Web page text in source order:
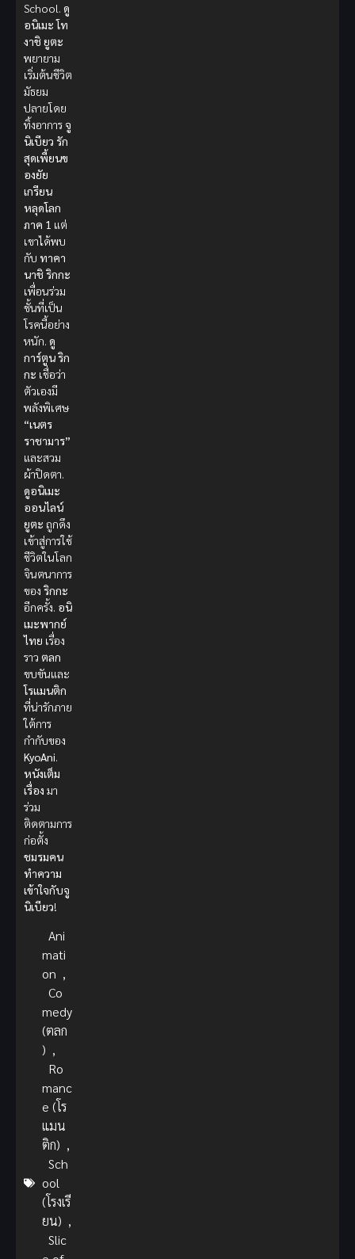
School. ดู
อนิเมะ โท
งาชิ ยูตะ
พยายาม
เริ่มต้นชีวิต
มัธยม
ปลายโดย
ทิ้งอาการ จู
นิเบียว รัก
สุดเพี้ยนข
องยัย
เกรียน
หลุดโลก
ภาค 1 แต่
เขาได้พบ
กับ ทาคา
นาชิ ริกกะ
เพื่อนร่วม
ชั้นที่เป็น
โรคนี้อย่าง
หนัก. ดู
การ์ตูนริก
กะ เชื่อว่า
ตัวเองมี
พลังพิเศษ
“เนตร
ราชามาร”
และสวม
ผ้าปิดตา.
ดูอนิเมะ
ออนไลน์
ยูตะ ถูกดึง
เข้าสู่การใช้
ชีวิตในโลก
จินตนาการ
ของ ริกกะ
อีกครั้ง. อนิ
เมะพากย์
ไทย เรื่อง
ราว ตลก
ขบขันและ
โรแมนติก
ที่น่ารักภาย
ใต้การ
กำกับของ
KyoAni.
หนังเต็ม
เรื่อง มา
ร่วม
ติดตามการ
ก่อตั้ง
ชมรมคน
ทำความ
เข้าใจกับจู
นิเบียว!
Ani
mati
on ,
Co
medy
(ตลก
) ,
Ro
manc
e (โร
แมน
ติก) ,
Sch
ool
(โรงเรี
ยน) ,
Slic